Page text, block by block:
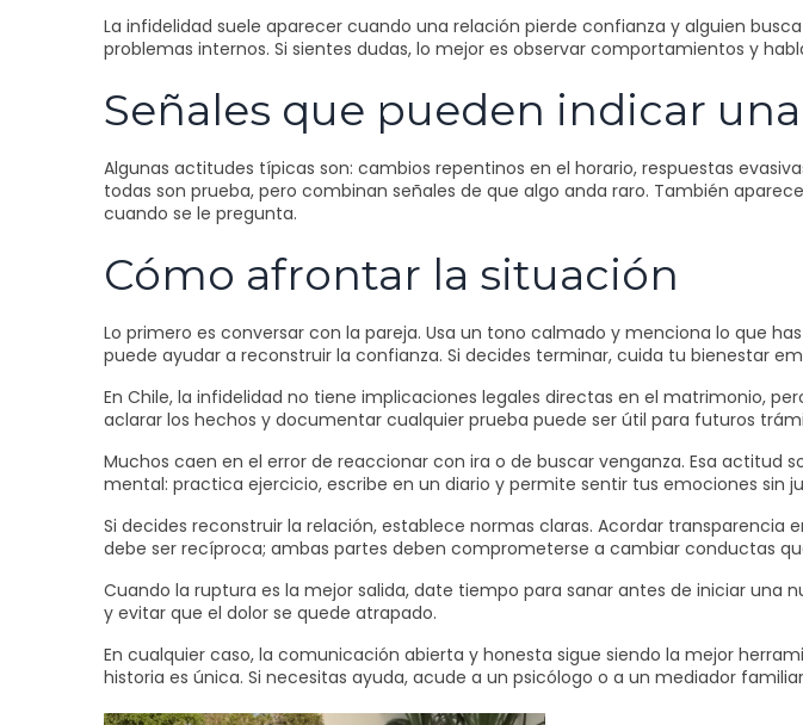
La infidelidad suele aparecer cuando una relación pierde confianza y alguien
problemas internos. Si sientes dudas, lo mejor es observar comportamientos y
Señales que pueden indicar
Algunas actitudes típicas son: cambios repentinos en el horario, respuestas
todas son prueba, pero combinan señales de que algo anda raro. También
cuando se le pregunta.
Cómo afrontar la situación
Lo primero es conversar con la pareja. Usa un tono calmado y menciona lo que
puede ayudar a reconstruir la confianza. Si decides terminar, cuida tu bienestar
En Chile, la infidelidad no tiene implicaciones legales directas en el matrimonio,
aclarar los hechos y documentar cualquier prueba puede ser útil para futuros
Muchos caen en el error de reaccionar con ira o de buscar venganza. Esa
mental: practica ejercicio, escribe en un diario y permite sentir tus emociones sin
Si decides reconstruir la relación, establece normas claras. Acordar transparencia
debe ser recíproca; ambas partes deben comprometerse a cambiar conductas
Cuando la ruptura es la mejor salida, date tiempo para sanar antes de iniciar una
y evitar que el dolor se quede atrapado.
En cualquier caso, la comunicación abierta y honesta sigue siendo la mejor
historia es única. Si necesitas ayuda, acude a un psicólogo o a un mediador